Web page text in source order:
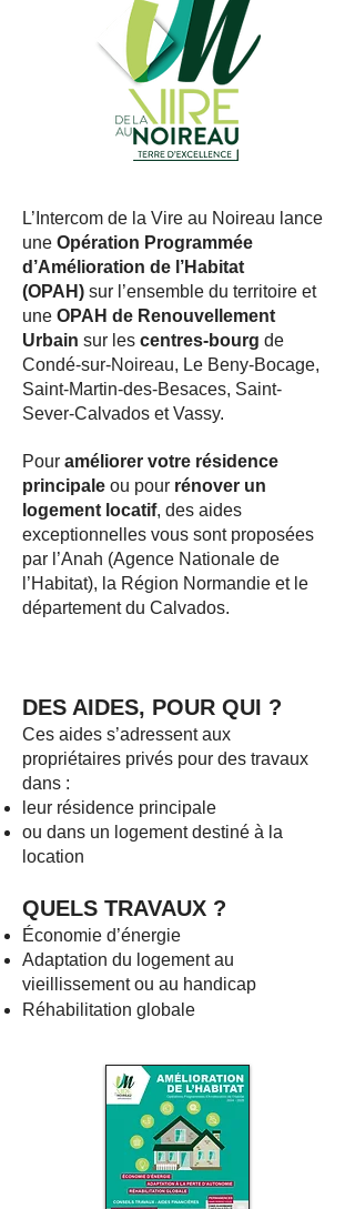
L’Intercom de la Vire au Noireau lance
une Opération Programmée
d’Amélioration de l’Habitat
(OPAH) sur l’ensemble du territoire et
une OPAH de Renouvellement
Urbain sur les centres-bourg de
Condé-sur-Noireau, Le Beny-Bocage,
Saint-Martin-des-Besaces, Saint-
Sever-Calvados et Vassy.
Pour améliorer votre résidence
principale ou pour rénover un
logement locatif, des aides
exceptionnelles vous sont proposées
par l’Anah (Agence Nationale de
l’Habitat), la Région Normandie et le
département du Calvados.
DES AIDES, POUR QUI ?
Ces aides s’adressent aux
propriétaires privés pour des travaux
dans :
leur résidence principale
ou dans un logement destiné à la
location
QUELS TRAVAUX ?
Économie d’énergie
Adaptation du logement au
vieillissement ou au handicap
Réhabilitation globale